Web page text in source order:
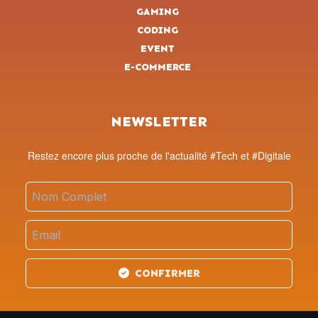
GAMING
CODING
EVENT
E-COMMERCE
NEWSLETTER
Restez encore plus proche de l'actualité #Tech et #Digitale
CONFIRMER